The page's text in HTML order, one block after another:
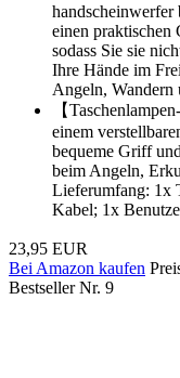
handscheinwerfer
einen praktischen
sodass Sie sie
Ihre Hände im
Angeln, Wandern
【
einem
bequeme Griff
beim Angeln,
Lieferumfang: 1x
Kabel; 1x
23,95 EUR
Bei Amazon kaufen
Bestseller Nr. 9